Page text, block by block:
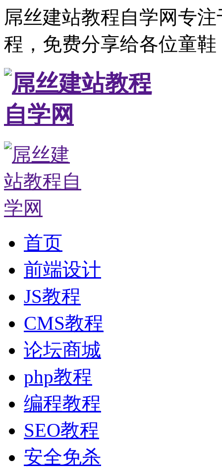
屌丝建站教程自学网专
程，免费分享给各位童
首页
前端设计
JS教程
CMS教程
论坛商城
php教程
编程教程
SEO教程
安全免杀